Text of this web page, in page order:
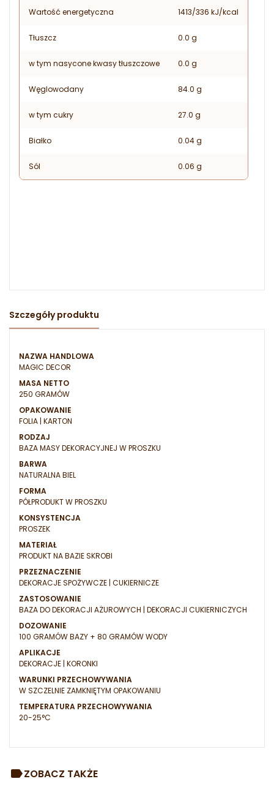
Wartość energetyczna 1413/336 kJ/kcal
Tłuszcz 0.0 g
w tym nasycone kwasy tłuszczowe 0.0 g
Węglowodany 84.0 g
w tym cukry 27.0 g
Białko 0.04 g
Sól 0.06 g
Szczegóły produktu
NAZWA HANDLOWA
MAGIC DECOR
MASA NETTO
250 GRAMÓW
OPAKOWANIE
FOLIA | KARTON
RODZAJ
BAZA MASY DEKORACYJNEJ W PROSZKU
BARWA
NATURALNA BIEL
FORMA
PÓŁPRODUKT W PROSZKU
KONSYSTENCJA
PROSZEK
MATERIAŁ
PRODUKT NA BAZIE SKROBI
PRZEZNACZENIE
DEKORACJE SPOŻYWCZE | CUKIERNICZE
ZASTOSOWANIE
BAZA DO DEKORACJI AŻUROWYCH | DEKORACJI CUKIERNICZYCH
DOZOWANIE
100 GRAMÓW BAZY + 80 GRAMÓW WODY
APLIKACJE
DEKORACJE | KORONKI
WARUNKI PRZECHOWYWANIA
W SZCZELNIE ZAMKNIĘTYM OPAKOWANIU
TEMPERATURA PRZECHOWYWANIA
20-25°C
ZOBACZ TAKŻE